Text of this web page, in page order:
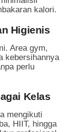
kalori.
Higienis
Area gym,
kebersihannya
perlu
Kelas
mengikuti
HIIT, hingga